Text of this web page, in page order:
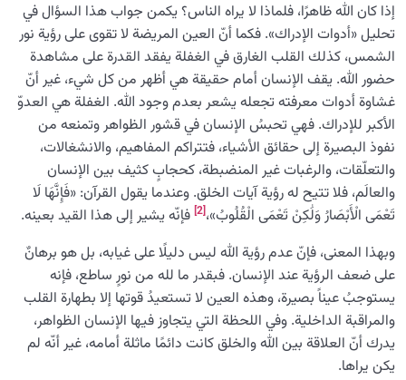
إذا كان الله ظاهرًا، فلماذا لا يراه الناس؟ يكمن جواب هذا السؤال في
تحليل «أدوات الإدراك». فكما أنّ العين المريضة لا تقوى على رؤية نور
الشمس، كذلك القلب الغارق في الغفلة يفقد القدرة على مشاهدة
حضور الله. يقف الإنسان أمام حقيقة هي أظهر من كل شيء، غير أنّ
غشاوة أدوات معرفته تجعله يشعر بعدم وجود الله. الغفلة هي العدوّ
الأكبر للإدراك. فهي تحبسُ الإنسان في قشور الظواهر وتمنعه من
نفوذ البصيرة إلى حقائق الأشياء، فتتراكم المفاهيم، والانشغالات،
والتعلّقات، والرغبات غير المنضبطة، كحجابٍ كثيف بين الإنسان
والعالَم، فلا تتيح له رؤية آيات الخلق. وعندما يقول القرآن: «فَإِنَّهَا لَا
تَعْمَى الْأَبْصَارُ وَلَٰكِنْ تَعْمَى الْقُلُوبُ»،[2]
فإنّه يشير إلى هذا القيد بعينه.
وبهذا المعنى، فإنّ عدم رؤية الله ليس دليلًا على غيابه، بل هو برهانٌ
على ضعف الرؤية عند الإنسان. فبقدر ما لله من نورٍ ساطع، فإنه
يستوجبُ عيناً بصيرة، وهذه العين لا تستعيدُ قوتها إلا بطهارة القلب
والمراقبة الداخلية. وفي اللحظة التي يتجاوز فيها الإنسان الظواهر،
يدرك أنّ العلاقة بين الله والخلق كانت دائمًا ماثلة أمامه، غير أنّه لم
يكن يراها.